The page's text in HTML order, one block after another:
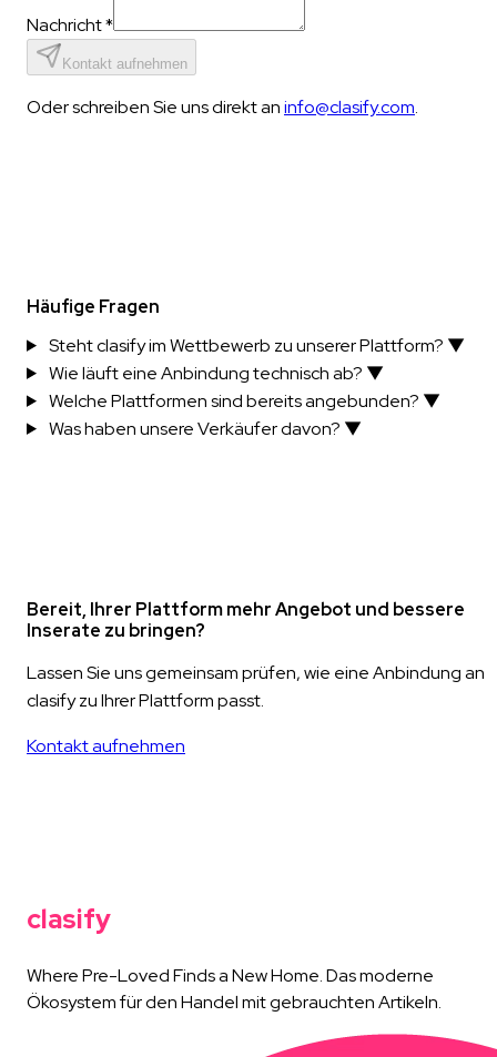
Nachricht *
Kontakt aufnehmen
Oder schreiben Sie uns direkt aninfo@clasify.com.
Häufige Fragen
Steht clasify im Wettbewerb zu unserer Plattform? ▼
Wie läuft eine Anbindung technisch ab? ▼
Welche Plattformen sind bereits angebunden? ▼
Was haben unsere Verkäufer davon? ▼
Bereit, Ihrer Plattform mehr Angebot und bessere
Inserate zu bringen?
Lassen Sie uns gemeinsam prüfen, wie eine Anbindung an
clasify zu Ihrer Plattform passt.
Kontakt aufnehmen
clasify
Where Pre-Loved Finds a New Home. Das moderne
Ökosystem für den Handel mit gebrauchten Artikeln.